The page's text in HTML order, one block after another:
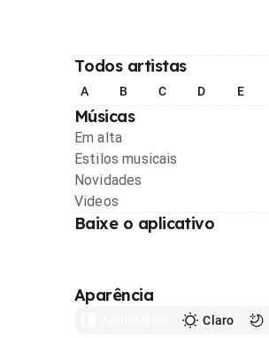
Todos artistas
A B C D E
Músicas
Em alta
Estilos musicais
Novidades
Videos
Baixe o aplicativo
Aparência
Claro